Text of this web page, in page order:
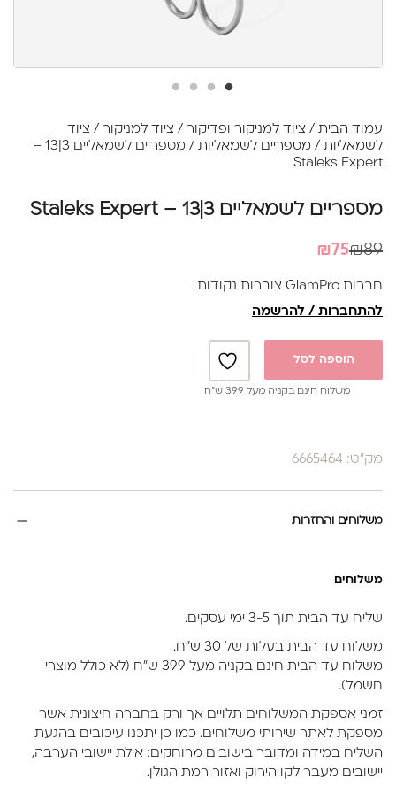
עמוד הבית / ציוד למניקור ופדיקור / ציוד למניקור / ציוד
לשמאליות / מספריים לשמאליות
/ מספריים לשמאליים 3|13 –
Staleks Expert
מספריים לשמאליים 3|13 – Staleks Expert
₪89
המחיר
היה:
₪89.
₪75
המחיר
הוא:
₪75.
חברות GlamPro צוברות נקודות
להתחברות / להרשמה
הוספה לסל
משלוח חינם בקניה מעל 399 ש”ח
מק"ט: 6665464
משלוחים והחזרות
משלוחים
שליח עד הבית תוך 3-5 ימי עסקים.
משלוח עד הבית בעלות של 30 ש״ח.
משלוח עד הבית חינם בקניה מעל 399 ש״ח (לא כולל מוצרי
חשמל).
זמני אספקת המשלוחים תלויים אך ורק בחברה חיצונית אשר
מספקת לאתר שירותי משלוחים. כמו כן יתכנו עיכובים בהגעת
השליח במידה ומדובר בישובים מרוחקים: אילת יישובי הערבה,
יישובים מעבר לקו הירוק ואזור רמת הגולן.